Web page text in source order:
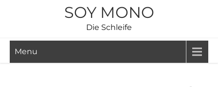
SOY MONO
Die Schleife
Menu